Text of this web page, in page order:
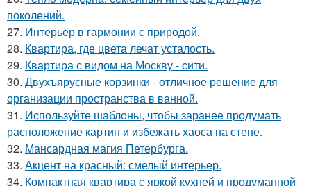
поколений.
27. Интерьер в гармонии с природой.
28. Квартира, где цвета лечат усталость.
29. Квартира с видом на Москву - сити.
30. Двухъярусные корзинки - отличное решение для
организации пространства в ванной.
31. Используйте шаблоны, чтобы заранее продумать
расположение картин и избежать хаоса на стене.
32. Мансардная магия Петербурга.
33. Акцент на красный: смелый интерьер.
34. Компактная квартира с яркой кухней и продуманной